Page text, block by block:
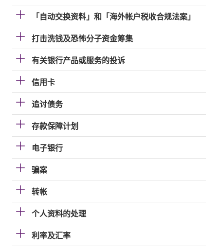
「自动交换资料」和「海外帐户税收合规法案」
打击洗钱及恐怖分子资金筹集
有关银行产品或服务的投诉
信用卡
追讨债务
存款保障计划
电子银行
骗案
转帐
个人资料的处理
利率及汇率